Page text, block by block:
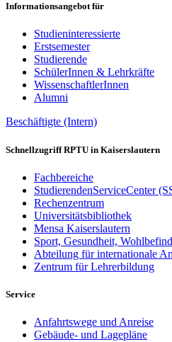
Informationsangebot für
Studieninteressierte
Erstsemester
Studierende
SchülerInnen & Lehrkräfte
WissenschaftlerInnen
Alumni
Beschäftigte (Intern)
Schnellzugriff RPTU in Kaiserslautern
Fachbereiche
StudierendenServiceCenter
Rechenzentrum
Universitätsbibliothek
Mensa Kaiserslautern
Sport, Gesundheit,
Abteilung für internationale
Zentrum für Lehrerbildung
Service
Anfahrtswege und Anreise
Gebäude- und Lagepläne